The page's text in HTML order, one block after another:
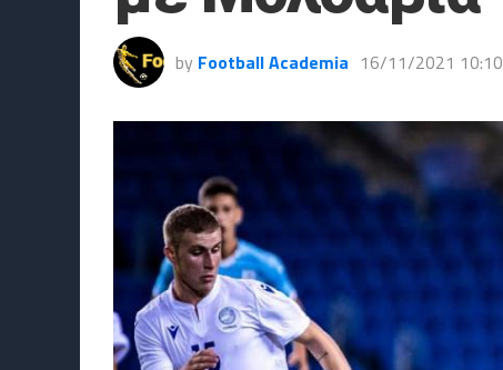
by Football Academia 16/11/2021 10:10